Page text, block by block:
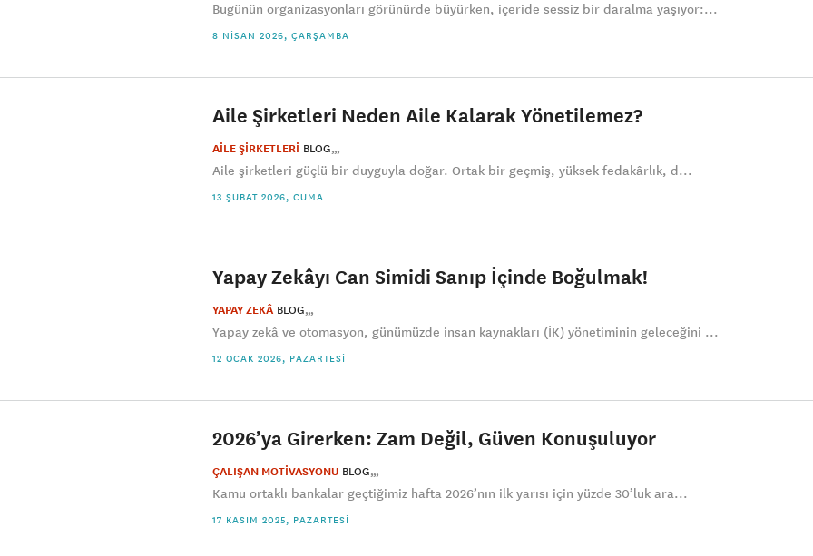
Bugünün organizasyonları görünürde büyürken, içeride sessiz bir daralma yaşıyor:...
8 NISAN 2026, ÇARŞAMBA
Aile Şirketleri Neden Aile Kalarak Yönetilemez?
AİLE ŞİRKETLERİ BLOG
Aile şirketleri güçlü bir duyguyla doğar. Ortak bir geçmiş, yüksek fedakârlık, d...
13 ŞUBAT 2026, CUMA
Yapay Zekâyı Can Simidi Sanıp İçinde Boğulmak!
YAPAY ZEKÂ BLOG
Yapay zekâ ve otomasyon, günümüzde insan kaynakları (İK) yönetiminin geleceğini ...
12 OCAK 2026, PAZARTESI
2026’ya Girerken: Zam Değil, Güven Konuşuluyor
ÇALIŞAN MOTİVASYONU BLOG
Kamu ortaklı bankalar geçtiğimiz hafta 2026’nın ilk yarısı için yüzde 30’luk ara...
17 KASIM 2025, PAZARTESI